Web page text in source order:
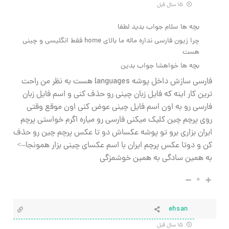
بچه ها سلام جواب بدید لطفا
چرا زیون فارسی نداره ماله ما بالای home فقط انگلیسی و چینی
هست
بچه ها خواهشا جواب بدین
فارسی سازش داخل پوشه languages هست به نظر من راحت
ترین کار اینه که فایل زبان چینی رو حذف کنی و اسم فایل زبان
فارسی رو به اون اسم فایل چینی عوض کنی اون موقع وقتی
روی پرچم چین کلیک میکنی فارسی رو میاره اگرم خواستی پرچم
ایران بزاری برو تو پوشه عکساش دو تا عکس پرچم چین رو حذف
کن و دوتا عکس پرچم ایران با اسم عکسای چینی بزار همونجا–>
به همین سادگی به همین خوشمزگی
۰
ehsan